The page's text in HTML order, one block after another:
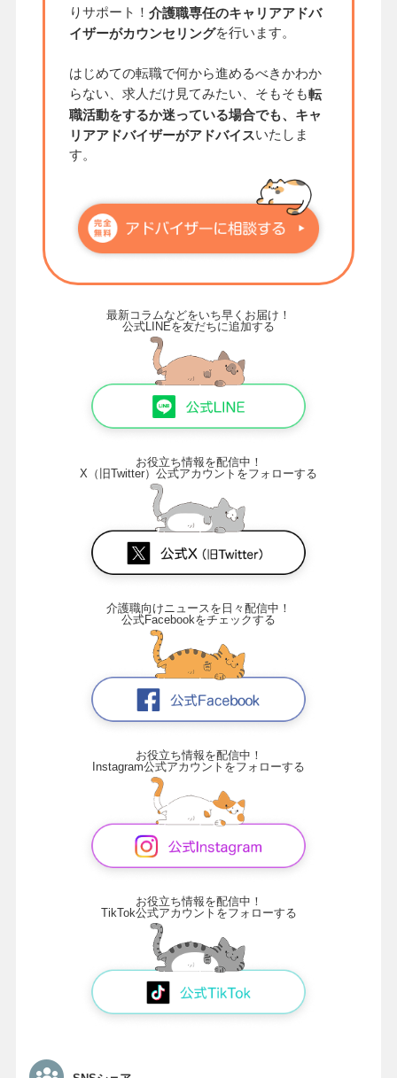
りサポート！ 介護職専任のキャリアアドバ
イザーがカウンセリングを行います。
はじめての転職で何から進めるべきかわか
らない、求人だけ見てみたい、そもそも転
職活動をするか迷っている場合でも、キャ
リアアドバイザーがアドバイスいたしま
す。
最新コラムなどをいち早くお届け！
公式LINEを友だちに追加する
お役立ち情報を配信中！
X（旧Twitter）公式アカウントをフォローする
介護職向けニュースを日々配信中！
公式Facebookをチェックする
お役立ち情報を配信中！
Instagram公式アカウントをフォローする
お役立ち情報を配信中！
TikTok公式アカウントをフォローする